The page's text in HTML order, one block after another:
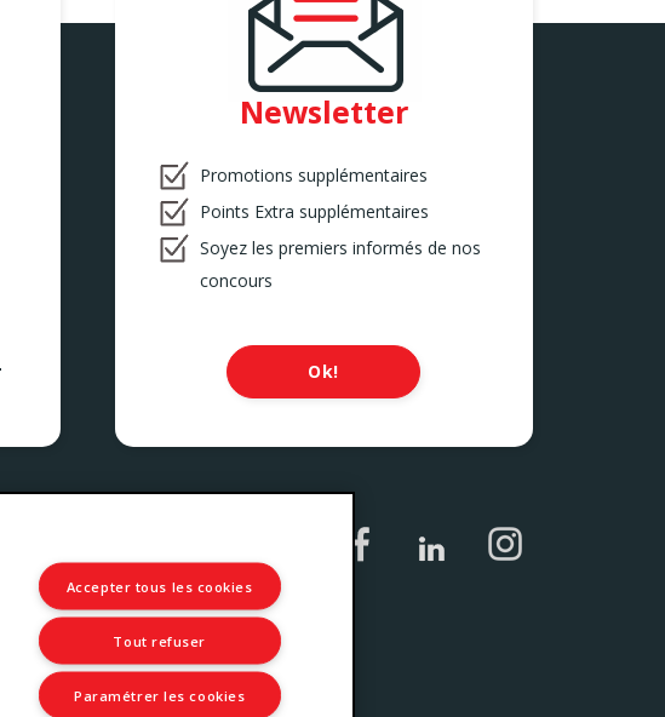
Newsletter
Promotions supplémentaires
Points Extra supplémentaires
Soyez les premiers informés de nos
concours
Ok!
Accepter tous les cookies
Tout refuser
Paramétrer les cookies